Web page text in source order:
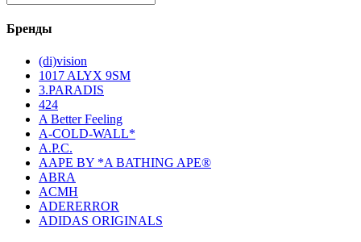
Бренды
(di)vision
1017 ALYX 9SM
3.PARADIS
424
A Better Feeling
A-COLD-WALL*
A.P.C.
AAPE BY *A BATHING APE®
ABRA
ACMH
ADERERROR
ADIDAS ORIGINALS